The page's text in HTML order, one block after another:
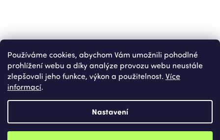
Používáme cookies, abychom Vám umožnili pohodlné
prohlížení webu a díky analýze provozu webu neustále
zlepšovali jeho funkce, výkon a použitelnost. Více
informací.
Nastavení
Copyright 2026Nekupto.cz. Všechna práva vyhrazena.Upravit